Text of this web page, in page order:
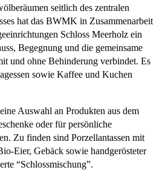
seitlich des zentralen
hat das BWMK in Zusammenarbeit
Schloss Meerholz ein
Begegnung und die gemeinsame
und ohne Behinderung verbindet. Es
sowie Kaffee und Kuchen
Auswahl an Produkten aus dem
oder für persönliche
Zu finden sind Porzellantassen mit
Eier, Gebäck sowie handgerösteter
“Schlossmischung”.